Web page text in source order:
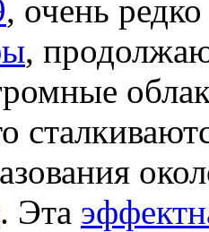
, очень
,
. Эта